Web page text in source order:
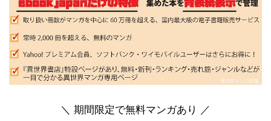
＼ 期間限定で無料マンガあり ／